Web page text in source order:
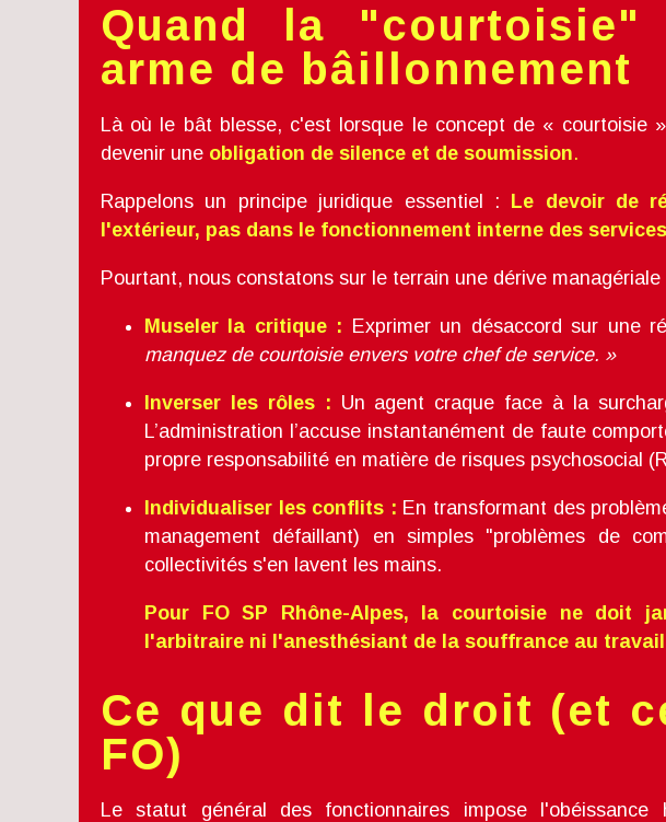
Quand la "courtoisie"
arme de bâillonnement
Là où le bât blesse, c'est lorsque le concept de « courtoisie
devenir une obligation de silence et de soumission.
Rappelons un principe juridique essentiel :
Le devoir de
l'extérieur, pas dans le fonctionnement interne des
Pourtant, nous constatons sur le terrain une dérive
Museler la critique : Exprimer un désaccord sur une
manquez de courtoisie envers votre chef de service. »
Inverser les rôles : Un agent craque face à la
L’administration l’accuse instantanément de faute
propre responsabilité en matière de risques psychosocial
Individualiser les conflits : En transformant des
management défaillant) en simples "problèmes de
collectivités s'en lavent les mains.
Pour FO SP Rhône-Alpes, la courtoisie ne doit
l'arbitraire ni l'anesthésiant de la souffrance au
Ce que dit le droit (et
FO)
Le statut général des fonctionnaires impose